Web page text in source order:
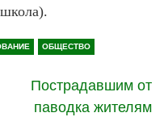
ОБЩЕСТВО
Пострадавшим от
паводка жителям